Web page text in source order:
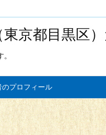
京都目黒区
のプロフィール